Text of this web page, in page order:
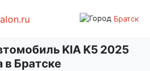
Братск
KIA K5 2025
в Братске